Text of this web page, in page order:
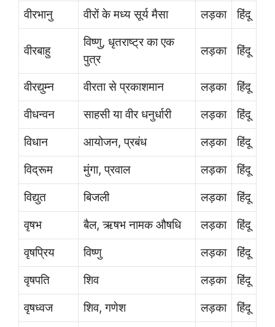
वीरभानु
वीरों के मध्य सूर्य मैसा लड़का हिंदू
वीरबाहु
विष्णु, धृतराष्ट्र का एक
पुत्र
लड़का हिंदू
वीरद्युम्न वीरता से प्रकाशमान लड़का
हिंदू
वीधन्वन
साहसी या वीर धनुर्धारी लड़का
हिंदू
विधान
आयोजन, प्रबंध लड़का
हिंदू
विद्रूम
मुंगा, प्रवाल लड़का
हिंदू
विद्युत
बिजली लड़का
हिंदू
वृषभ
बैल, ऋषभ नामक औषधि लड़का
हिंदू
वृषप्रिय
विष्णु लड़का
हिंदू
वृषपति
शिव लड़का
हिंदू
वृषध्वज
शिव, गणेश लड़का
हिंदू